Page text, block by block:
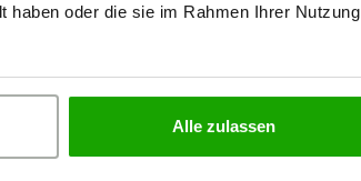
haben oder die sie im Rahmen Ihrer Nutzung
Alle zulassen
PRIVATPERSON